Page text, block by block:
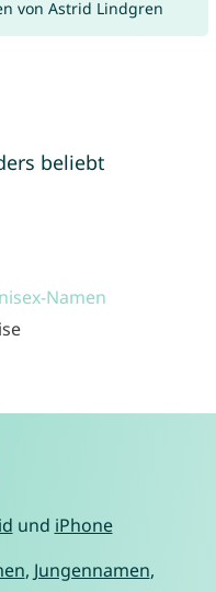
von Astrid Lindgren
beliebt
Namen
und iPhone
, Jungennamen,